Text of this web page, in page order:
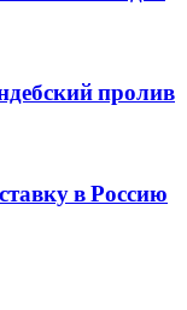
пролив
в Россию